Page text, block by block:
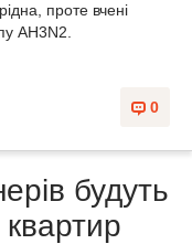
проте вчені
АH3N2.
0
будуть